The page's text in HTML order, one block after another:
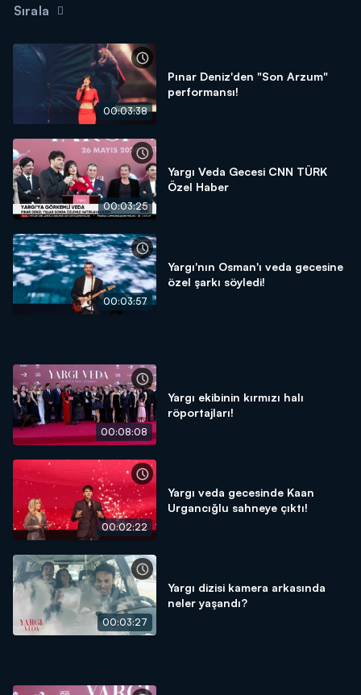
Yargı yeni bölümüyle her pazar akşamı saat 20.00'da Kanal
Sırala
00:03:38
Pınar Deniz'den "Son Arzum"
performansı!
00:03:25
Yargı Veda Gecesi CNN TÜRK
Özel Haber
00:03:57
Yargı'nın Osman'ı veda gecesine
özel şarkı söyledi!
00:08:08
Yargı ekibinin kırmızı halı
röportajları!
00:02:22
Yargı veda gecesinde Kaan
Urgancığlu sahneye çıktı!
00:03:27
Yargı dizisi kamera arkasında
neler yaşandı?